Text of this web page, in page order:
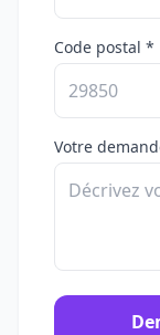
Code postal *
Votre